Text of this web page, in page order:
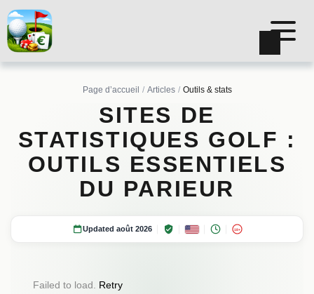
Page d’accueil Articles Outils & stats
SITES DE
STATISTIQUES GOLF :
OUTILS ESSENTIELS
DU PARIEUR
Updated août 2026 18+
Failed to load. Retry